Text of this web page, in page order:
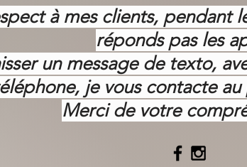
à mes clients, pendant
réponds pas les
un message de texto,
je vous contacte
Merci de votre